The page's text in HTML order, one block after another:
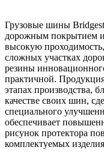
Грузовые шины
дорожным покрытием
высокую
сложных участках
резины
практичной.
этапах производства,
качестве своих шин,
специального
обеспечивает
рисунок протектора
комплектуемых